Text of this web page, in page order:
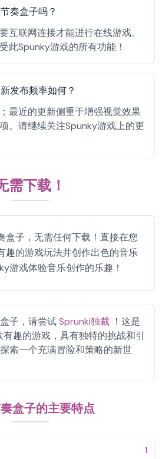
奏盒子吗？
互联网连接才能进行在线游戏。
此Spunky游戏的所有功能！
发布频率如何？
最近的更新侧重于增强视觉效果
。请继续关注Spunky游戏上的更
需下载！
盒子，无需任何下载！直接在您
趣的游戏玩法并创作出色的音乐
游戏体验音乐创作的乐趣！
子，请尝试Sprunki独裁 ！这是
趣的游戏，具有独特的挑战和引
索一个充满冒险和策略的新世
盒子的主要特点
1